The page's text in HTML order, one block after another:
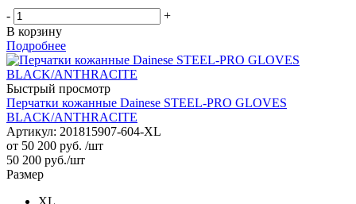
-
+
В корзину
Подробнее
Быстрый просмотр
Перчатки кожанные Dainese STEEL-PRO GLOVES
BLACK/ANTHRACITE
Артикул: 201815907-604-XL
от 50 200 руб. /шт
50 200 руб./шт
Размер
XL